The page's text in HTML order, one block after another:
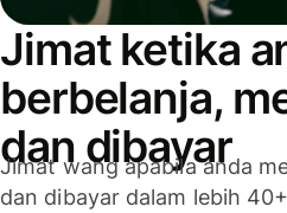
Jimat ketika
berbelanja,
dan dibayar
Jimat wang apabila anda
dan dibayar dalam lebih